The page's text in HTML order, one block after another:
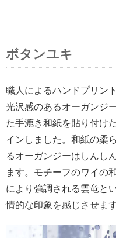
ボタンユキ
職人によるハンドプリン
光沢感のあるオーガンジ
た手漉き和紙を貼り付け
インしました。和紙の柔
るオーガンジーはしんし
ます。モチーフのワイの
により強調される雲竜と
情的な印象を感じさせます